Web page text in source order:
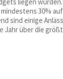
30%
sind einige
Jahr über die